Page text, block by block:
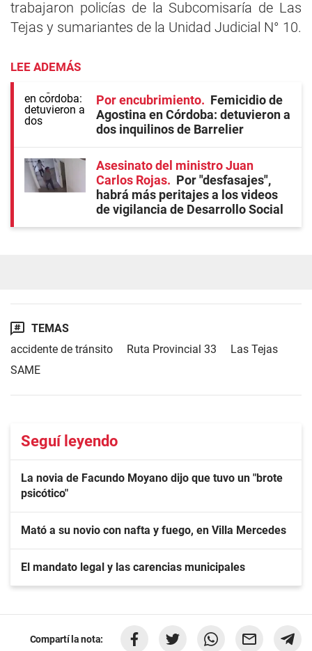
trabajaron policías de la Subcomisaría de Las
Tejas y sumariantes de la Unidad Judicial N° 10.
LEE ADEMÁS
Por encubrimiento
Femicidio de
Agostina en Córdoba: detuvieron a
dos inquilinos de Barrelier
Asesinato del ministro Juan
Carlos Rojas
Por "desfasajes",
habrá más peritajes a los videos
de vigilancia de Desarrollo Social
TEMAS
accidente de tránsito
Ruta Provincial 33
Las Tejas
SAME
Seguí leyendo
La novia de Facundo Moyano dijo que tuvo un "brote
psicótico"
Mató a su novio con nafta y fuego, en Villa Mercedes
El mandato legal y las carencias municipales
Compartí la nota: